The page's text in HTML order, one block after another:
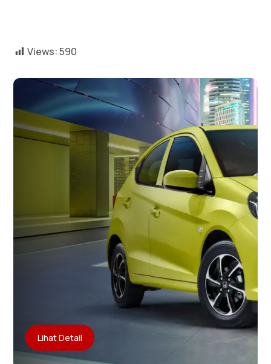
Views: 590
Lihat Detail